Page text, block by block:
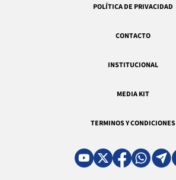
POLÍTICA DE PRIVACIDAD
CONTACTO
INSTITUCIONAL
MEDIA KIT
TERMINOS Y CONDICIONES